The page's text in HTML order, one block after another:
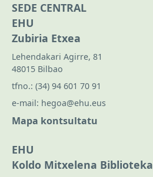
SEDE CENTRAL
EHU
Zubiria Etxea
Lehendakari Agirre, 81
48015 Bilbao
tfno.: (34) 94 601 70 91
e-mail: hegoa@ehu.eus
Mapa kontsultatu
EHU
Koldo Mitxelena Biblioteka